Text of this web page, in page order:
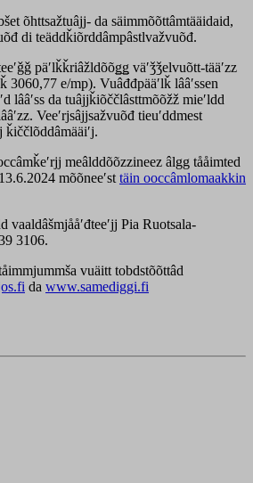
õhttsažtuâjj- da säimmõõttâmtääidaid,
di teäddǩiõrddâmpâstlvažvuõđ.
päʹlǩǩriâžldõõǥǥ väʹǯǯelvuõtt-tääʹzz
3060,77 e/mp). Vuâđđpääʹlǩ lââʹssen
lââʹss da tuâjjǩiõččlâsttmõõžž mieʹldd
Veeʹrjsâjjsažvuõđ tieuʹddmest
ǩiččlõddâmääiʹj.
meâlddõõzzineez âlgg tååimted
mõõneeʹst täin ooccâmlomaakkin
vaaldâšmjååʹđteeʹjj Pia Ruotsala-
3106.
vuäitt tobdstõõttâd
da www.samediggi.fi